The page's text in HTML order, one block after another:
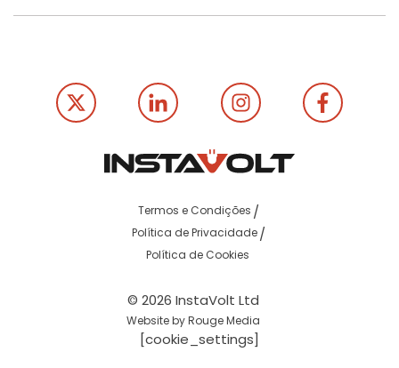
© 2026 InstaVolt Ltd
Website by Rouge Media
[cookie_settings]
Termos e Condições
Política de Privacidade
Política de Cookies